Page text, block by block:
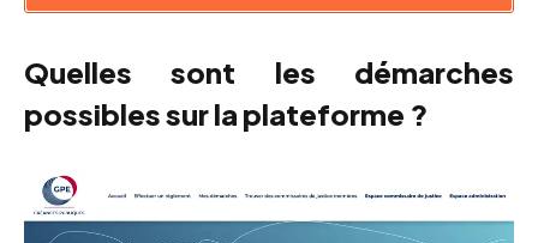
Quelles sont les démarches
possibles sur la plateforme ?